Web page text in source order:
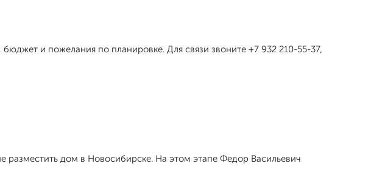
и пожелания по планировке. Для связи звоните +7 932 210-55-37,
разместить дом в Новосибирске. На этом этапе Федор Васильевич